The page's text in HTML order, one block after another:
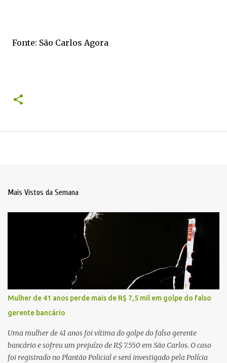
Fonte: São Carlos Agora
Mais Vistos da Semana
Mulher de 41 anos perde mais de R$ 7,5 mil em golpe do falso
gerente bancário
Uma mulher de 41 anos foi vítima do golpe do falso gerente
bancário e sofreu um prejuízo de R$ 7.550 em São Carlos. O caso
foi registrado no Plantão Policial e será investigado pela Polícia